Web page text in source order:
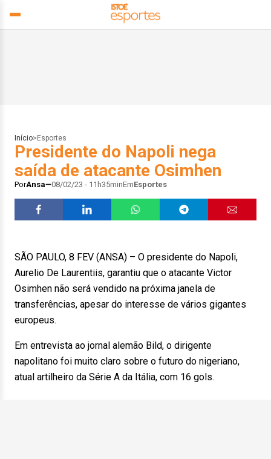
Início> Esportes
Presidente do Napoli nega
saída de atacante Osimhen
PorAnsa 08/02/23 - 11h35minEmEsportes
SÃO PAULO, 8 FEV (ANSA) – O presidente do Napoli,
Aurelio De Laurentiis, garantiu que o atacante Victor
Osimhen não será vendido na próxima janela de
transferências, apesar do interesse de vários gigantes
europeus.
Em entrevista ao jornal alemão Bild, o dirigente
napolitano foi muito claro sobre o futuro do nigeriano,
atual artilheiro da Série A da Itália, com 16 gols.